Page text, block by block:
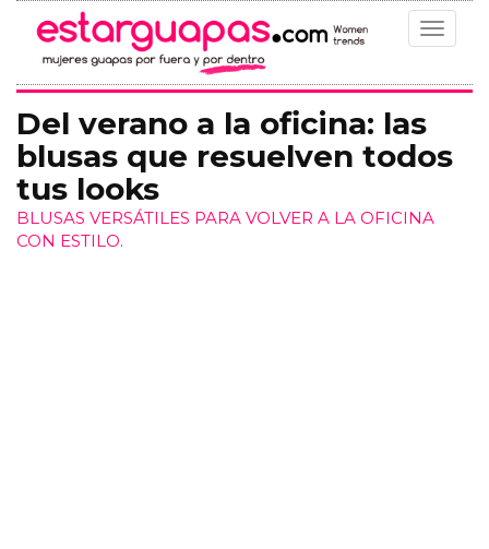
Toggle
Del verano a la oficina: las
blusas que resuelven todos
tus looks
BLUSAS VERSÁTILES PARA VOLVER A LA OFICINA
CON ESTILO.